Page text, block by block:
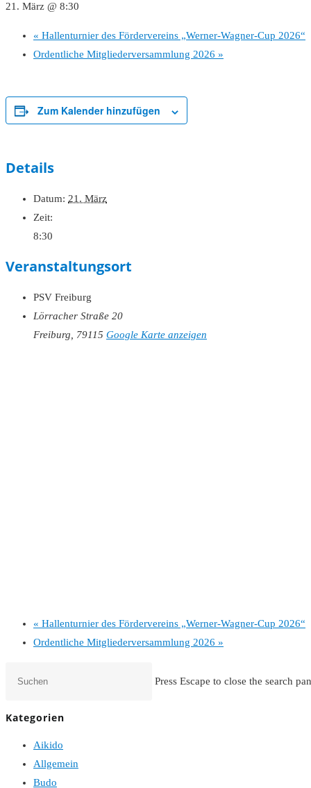
21. März @ 8:30
« Hallenturnier des Fördervereins „Werner-Wagner-Cup 2026“
Ordentliche Mitgliederversammlung 2026 »
Zum Kalender hinzufügen
Details
Datum: 21. März
Zeit:
8:30
Veranstaltungsort
PSV Freiburg
Lörracher Straße 20
Freiburg
79115 Google Karte anzeigen
« Hallenturnier des Fördervereins „Werner-Wagner-Cup 2026“
Ordentliche Mitgliederversammlung 2026 »
Press Escape to close the search
Kategorien
Aikido
Allgemein
Budo